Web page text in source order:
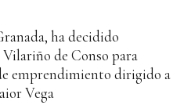
ha decidido
Vilariño de Conso para
emprendimiento dirigido a
Vega